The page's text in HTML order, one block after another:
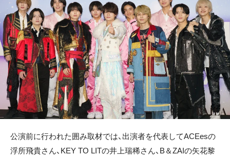
公演前に行われた囲み取材では、出演者を代表してACEesの
浮所飛貴さん、KEY TO LITの井上瑞稀さん、B＆ZAIの矢花黎